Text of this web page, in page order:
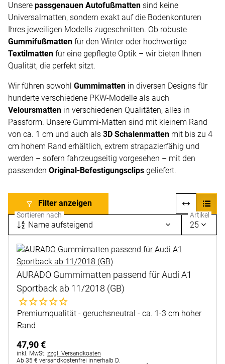
Unsere passgenauen Autofußmatten sind keine
Universalmatten, sondern exakt auf die Bodenkonturen
Ihres jeweiligen Modells zugeschnitten. Ob robuste
Gummifußmatten für den Winter oder hochwertige
Textilmatten für eine gepflegte Optik – wir bieten Ihnen
Qualität, die perfekt sitzt.
Wir führen sowohl Gummimatten in diversen Designs für
hunderte verschiedene PKW-Modelle als auch
Veloursmatten in verschiedenen Qualitäten, alles in
Passform. Unsere Gummi-Matten sind mit kleinem Rand
von ca. 1 cm und auch als 3D Schalenmatten mit bis zu 4
cm hohem Rand erhältlich, extrem strapazierfähig und
werden – sofern fahrzeugseitig vorgesehen – mit den
passenden Original-Befestigungsclips geliefert.
Filter anzeigen
Sortieren nach
Name aufsteigend
Artikel
25
AURADO Gummimatten passend für Audi A1
Sportback ab 11/2018 (GB)
Noch keine Bewertungen abgegeben
Premiumqualität - geruchsneutral - ca. 1-3 cm hoher
Rand
47,90€
Steuerhinweis:
inkl. MwSt. zzgl. Versandkosten
Ab 35 € versandkostenfrei innerhalb D.